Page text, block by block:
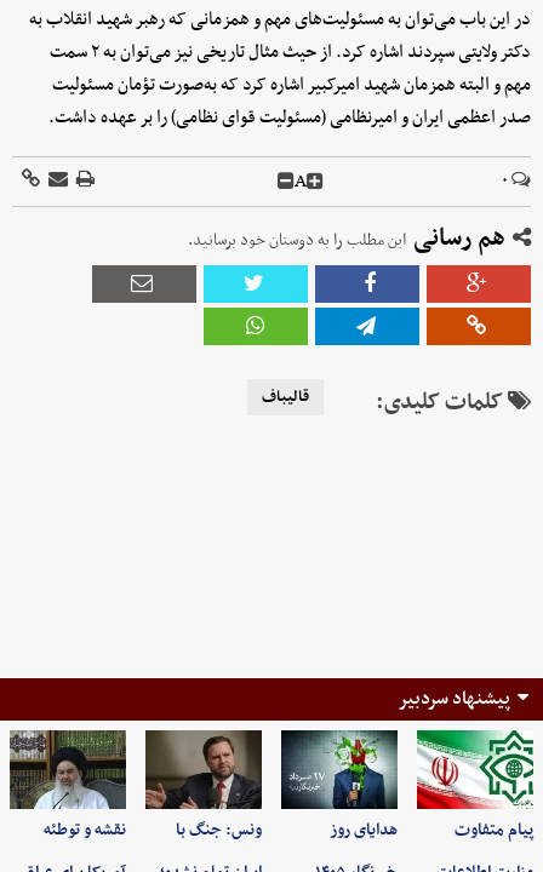
در این باب می‌توان به مسئولیت‌های مهم و همزمانی که رهبر شهید انقلاب به
دکتر ولایتی سپردند اشاره کرد. از حیث مثال تاریخی نیز می‌توان به ۲ سمت
مهم و البته همزمان شهید امیرکبیر اشاره کرد که به‌صورت تؤمان مسئولیت
صدر اعظمی ایران و امیرنظامی (مسئولیت قوای نظامی) را بر عهده داشت.
۰ A
هم رسانی این مطلب را به دوستان خود برسانید.
کلمات کلیدی: قالیباف
پیشنهاد سردبیر
پیام متفاوت
هدایای روز
ونس: جنگ با
نقشه و توطئه